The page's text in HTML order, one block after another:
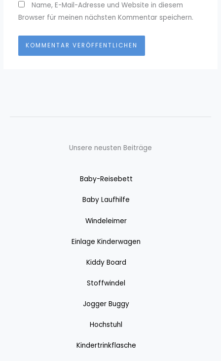
Name, E-Mail-Adresse und Website in diesem
Browser für meinen nächsten Kommentar speichern.
Unsere neusten Beiträge
Baby-Reisebett
Baby Laufhilfe
Windeleimer
Einlage Kinderwagen
Kiddy Board
Stoffwindel
Jogger Buggy
Hochstuhl
Kindertrinkflasche